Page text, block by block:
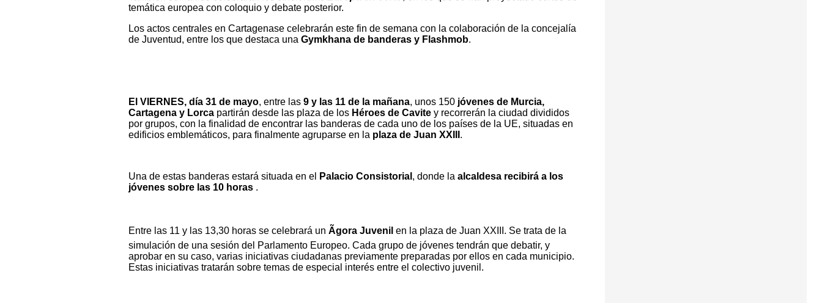
temática europea con coloquio y debate posterior.
Los actos centrales en Cartagenase celebrarán este fin de semana con la colaboración de la concejalía
de Juventud, entre los que destaca una Gymkhana de banderas y Flashmob.
El VIERNES, día 31 de mayo, entre las 9 y las 11 de la mañana, unos 150 jóvenes de Murcia,
Cartagena y Lorcapartirán desde las plaza de los Héroes de Cavite y recorrerán la ciudad divididos
por grupos, con la finalidad de encontrar las banderas de cada uno de los países de la UE, situadas en
edificios emblemáticos, para finalmente agruparse en la plaza de Juan XXIII .
Una de estas banderas estará situada en el Palacio Consistorial , donde la alcaldesa recibirá a los
jóvenes sobre las 10 horas.
Entre las 11 y las 13,30 horas se celebrará un Ãgora Juvenil en la plaza de Juan XXIII. Se trata de la
simulación de una sesión del Parlamento Europeo. Cada grupo de jóvenes tendrán que debatir, y
aprobar en su caso, varias iniciativas ciudadanas previamente preparadas por ellos en cada municipio.
Estas iniciativas tratarán sobre temas de especial interés entre el colectivo juvenil.